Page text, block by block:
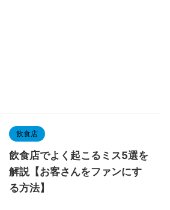
飲食店
飲食店でよく起こるミス5選を
解説【お客さんをファンにす
る方法】